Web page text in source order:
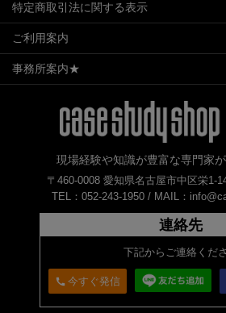
特定商取引法に関する表示
ご利用案内
事務所案内★
現場経験や知識が豊富な専門家
〒460-0008 愛知県名古屋市中区栄1-
TEL：052-243-1950 / MAIL：
連絡先
下記からご連絡くだ
call 今すぐ発信